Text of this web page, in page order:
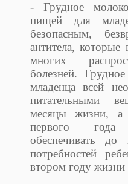
- Грудное
пищей для
безопасным,
антитела,
многих
болезней.
младенца всей
питательными
месяцы жизни, а
первого
обеспечивать
потребностей
втором году жизни